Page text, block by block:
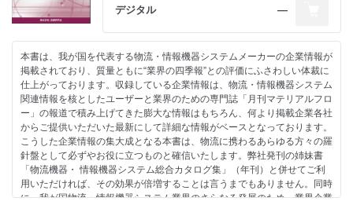
メーカー問合せ一覧………………… 212
分類にあたって、2 つ以上の分野にわたって製品を製作しているメーカー
は、代表的な製品の項目に掲載しました。また、総合的に、物流システム
全
体を手掛けているメーカーは総合的物流システムの項目に分類しました。
各項目の中は50 音順に並べてあります。（編集部）
産業車輛・小型運搬車……………………………………… 51
搬送機器・システム… ………………………………………… 79
保管機器・システム… ………………………………………… 117
パレット・コンテナ関連機器… ……………………………… 165
包装・梱包システム…………………………………………… 185
ホイスト・チェンブロック・クレーン……………………… 193
その他………………………………………………………… 197
-----------------------------------------------------------
発刊にあたって… ……………………… 1
社名索引…………………………… 4
名鑑の見方・使い方……………… 7
デジタル ―
本書は、我が国を代表する物流・情報機器システムメーカーの企業情報が
掲載されており、質量ともに“業界の四季報”との評価にふさわしい体裁に
仕上がっております。収録している企業情報は、物流・情報機器システム
関連情報を核としたユーザーと業界のための専門誌「月刊マテリアルフロ
ー」の報道で積み上げてきた膨大な情報はもちろん、何より掲載企業各社
からご提供いただいた最新にして詳細な情報がベースとなっております。
こうした企業情報の集大成となる本書は、物流に携わるあらゆる方々の羅
針盤として必ずやお役に立つものと確信いたします。弊社発刊の姉妹書
「物流機器・ 情報機器システム総合カタログ集」（年刊）と併せてご利
用いただければ、その効果が倍増することは言うまでもありません。同時
に、我が国物流・情報機器システム業界のさらなる発展のため、業界企業